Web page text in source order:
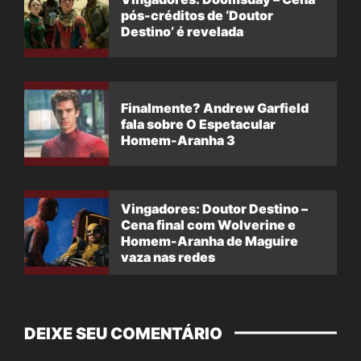
pós-créditos de ‘Doutor
Destino’ é revelada
Finalmente? Andrew Garfield
fala sobre O Espetacular
Homem-Aranha 3
Vingadores: Doutor Destino –
Cena final com Wolverine e
Homem-Aranha de Maguire
vaza nas redes
DEIXE SEU COMENTÁRIO